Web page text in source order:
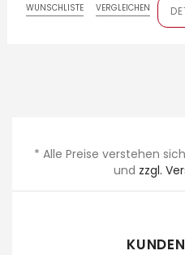
WUNSCHLISTE VERGLEICHEN
* Alle Preise verstehen
und zzgl.